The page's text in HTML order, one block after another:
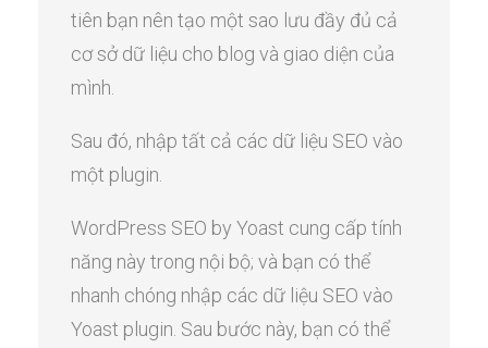
tiên bạn nên tạo một sao lưu đầy đủ cả
cơ sở dữ liệu cho blog và giao diện của
mình.
Sau đó, nhập tất cả các dữ liệu SEO vào
một plugin.
WordPress SEO by Yoast cung cấp tính
năng này trong nội bộ; và bạn có thể
nhanh chóng nhập các dữ liệu SEO vào
Yoast plugin. Sau bước này, bạn có thể